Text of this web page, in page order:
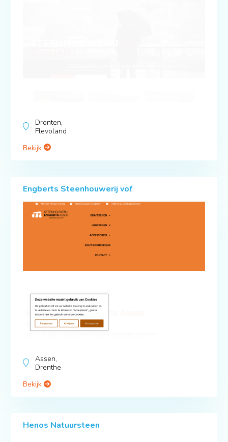
Dronten,
Flevoland
Bekijk
Engberts Steenhouwerij vof
Assen,
Drenthe
Bekijk
Henos Natuursteen